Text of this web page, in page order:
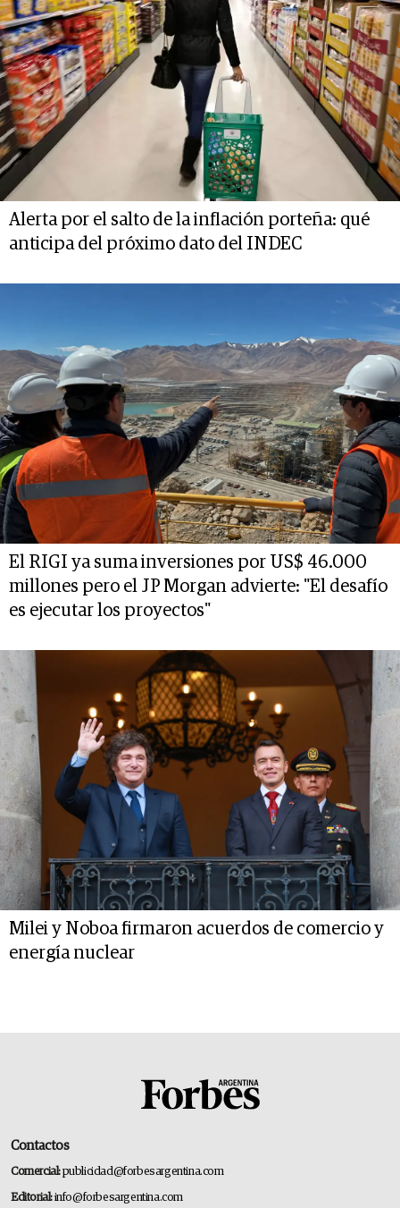
Alerta por el salto de la inflación porteña: qué
anticipa del próximo dato del INDEC
El RIGI ya suma inversiones por US$ 46.000
millones pero el JP Morgan advierte: "El desafío
es ejecutar los proyectos"
Milei y Noboa firmaron acuerdos de comercio y
energía nuclear
Contactos
Comercial:publicidad@forbesargentina.com
Editorial:info@forbesargentina.com